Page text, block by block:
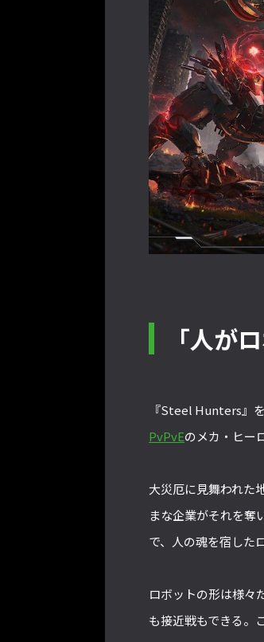
「人が
『Steel Hunters』
PvPvEのメカ・ヒー
大災厄に見舞われた
まな企業がそれを奪
で、人の魂を宿した
ロボットの形は様々
も接近戦もできる。